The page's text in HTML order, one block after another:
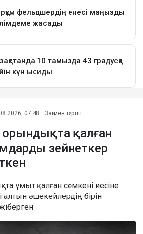
07:48 Заң мен тәртіп
қалған
зейнеткер
ұмыт қалған сөмкені иесіне
алтын әшекейлердің бірін